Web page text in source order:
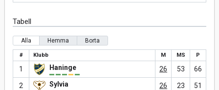
Tabell
Alla Hemma Borta
# Klubb M MS P
1 Haninge 26 53 66
2 Sylvia 26 23 51